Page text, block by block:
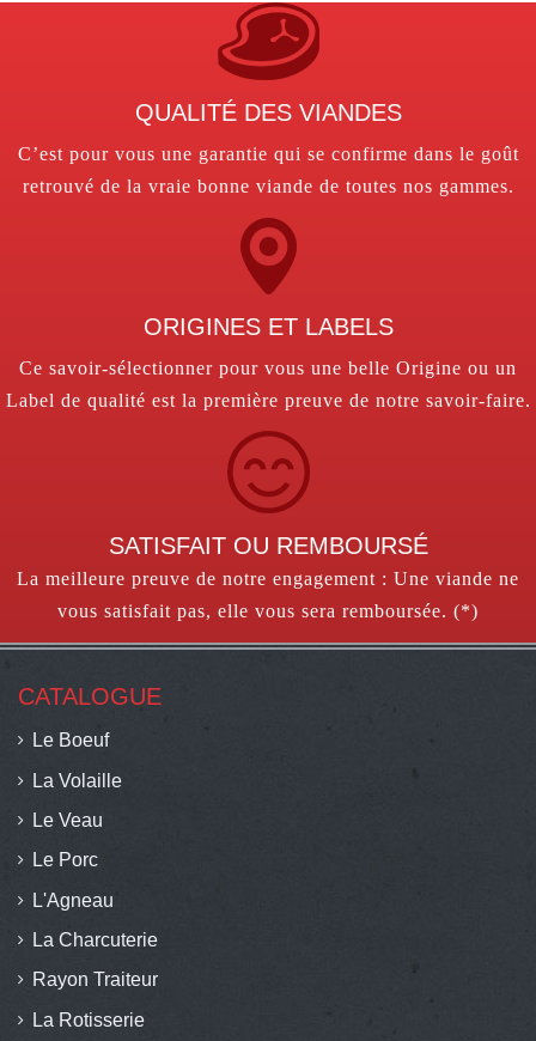
QUALITÉ DES VIANDES
C’est pour vous une garantie qui se confirme dans le goût
retrouvé de la vraie bonne viande de toutes nos gammes.
ORIGINES ET LABELS
Ce savoir-sélectionner pour vous une belle Origine ou un
Label de qualité est la première preuve de notre savoir-faire.
SATISFAIT OU REMBOURSÉ
La meilleure preuve de notre engagement : Une viande ne
vous satisfait pas, elle vous sera remboursée. (*)
CATALOGUE
Le Boeuf
La Volaille
Le Veau
Le Porc
L'Agneau
La Charcuterie
Rayon Traiteur
La Rotisserie